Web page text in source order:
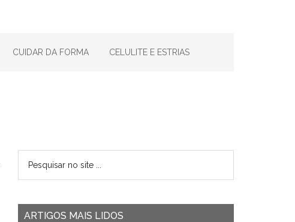
CUIDAR DA FORMA CELULITE E ESTRIAS
ARTIGOS MAIS LIDOS